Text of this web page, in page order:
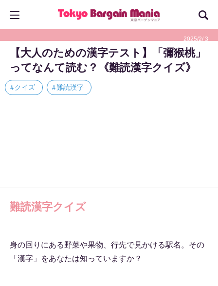
2025/2/ 3
【大人のための漢字テスト】「彌猴桃」
ってなんて読む？《難読漢字クイズ》
クイズ 難読漢字
難読漢字クイズ
身の回りにある野菜や果物、行先で見かける駅名。その
「漢字」をあなたは知っていますか？